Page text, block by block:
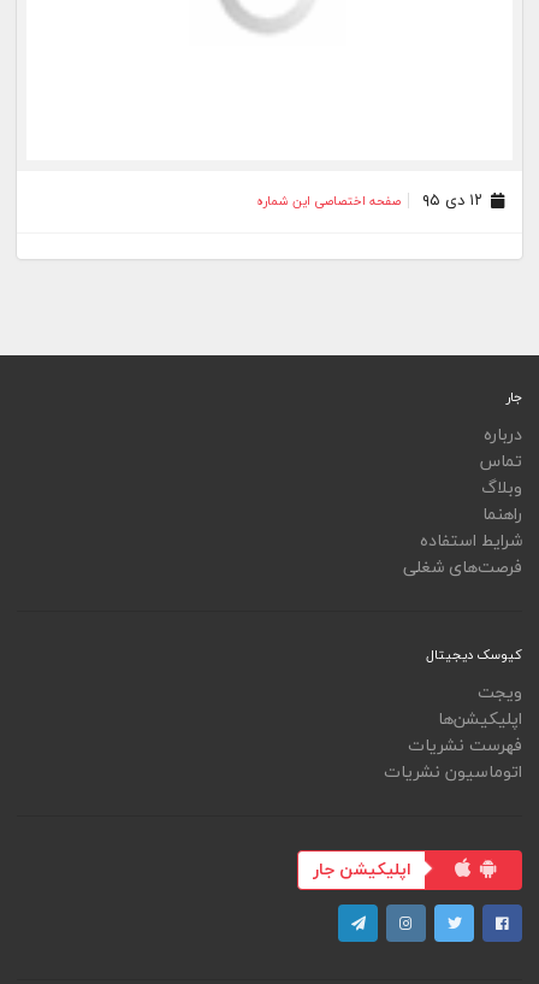
صفحه اختصاصی این شماره
جار
درباره
تماس
وبلاگ
راهنما
شرایط استفاده
فرصت‌های شغلی
کیوسک دیجیتال
ویجت
اپلیکیشن‌ها
فهرست نشریات
اتوماسیون نشریات
اپلیکیشن جار